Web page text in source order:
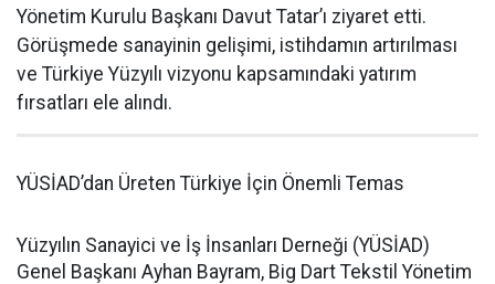
Yönetim Kurulu Başkanı Davut Tatar’ı ziyaret etti.
Görüşmede sanayinin gelişimi, istihdamın artırılması
ve Türkiye Yüzyılı vizyonu kapsamındaki yatırım
fırsatları ele alındı.
YÜSİAD’dan Üreten Türkiye İçin Önemli Temas
Yüzyılın Sanayici ve İş İnsanları Derneği (YÜSİAD)
Genel Başkanı Ayhan Bayram, Big Dart Tekstil Yönetim